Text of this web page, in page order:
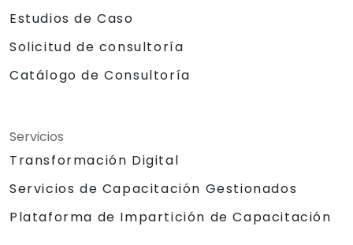
Estudios de Caso
Solicitud de consultoría
Catálogo de Consultoría
Servicios
Transformación Digital
Servicios de Capacitación Gestionados
Plataforma de Impartición de Capacitación